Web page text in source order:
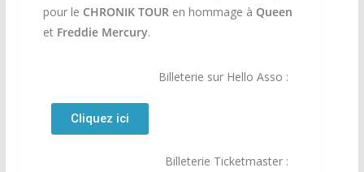
pour le CHRONIK TOURen hommage à Queen
et Freddie Mercury.
Billeterie sur Hello Asso :
Cliquez ici
Billeterie Ticketmaster :